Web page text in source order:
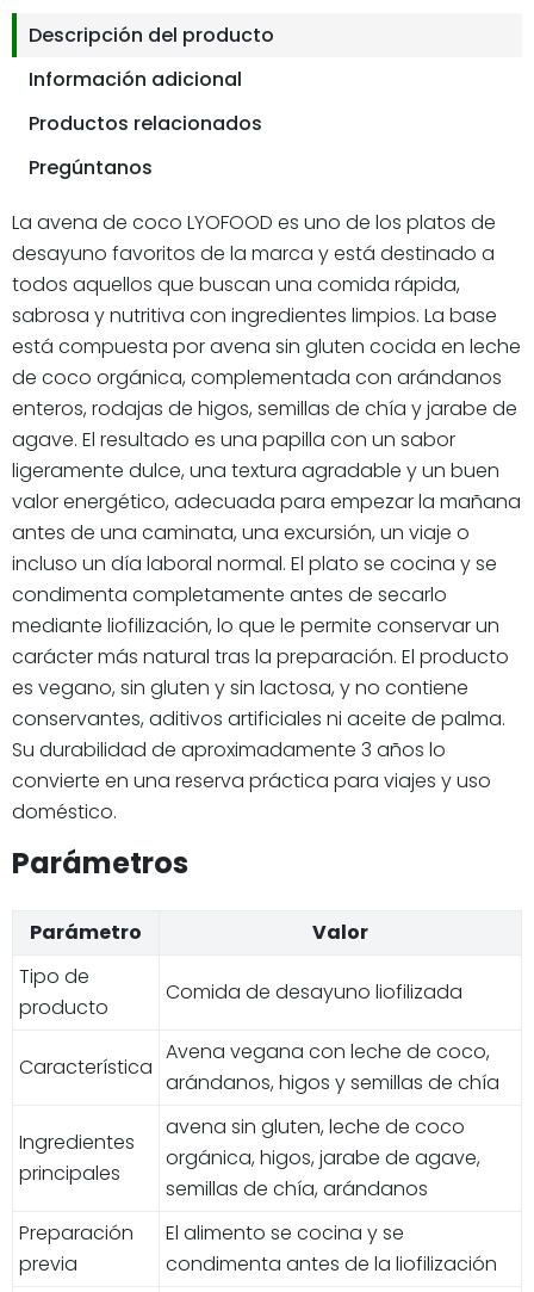
Descripción del producto
Información adicional
Productos relacionados
Pregúntanos
La avena de coco LYOFOOD es uno de los platos de
desayuno favoritos de la marca y está destinado a
todos aquellos que buscan una comida rápida,
sabrosa y nutritiva con ingredientes limpios. La base
está compuesta por avena sin gluten cocida en leche
de coco orgánica, complementada con arándanos
enteros, rodajas de higos, semillas de chía y jarabe de
agave. El resultado es una papilla con un sabor
ligeramente dulce, una textura agradable y un buen
valor energético, adecuada para empezar la mañana
antes de una caminata, una excursión, un viaje o
incluso un día laboral normal. El plato se cocina y se
condimenta completamente antes de secarlo
mediante liofilización, lo que le permite conservar un
carácter más natural tras la preparación. El producto
es vegano, sin gluten y sin lactosa, y no contiene
conservantes, aditivos artificiales ni aceite de palma.
Su durabilidad de aproximadamente 3 años lo
convierte en una reserva práctica para viajes y uso
doméstico.
Parámetros
Parámetro
Valor
Tipo de
producto
Comida de desayuno liofilizada
Característica
Avena vegana con leche de coco,
arándanos, higos y semillas de chía
Ingredientes
principales
avena sin gluten, leche de coco
orgánica, higos, jarabe de agave,
semillas de chía, arándanos
Preparación
previa
El alimento se cocina y se
condimenta antes de la liofilización